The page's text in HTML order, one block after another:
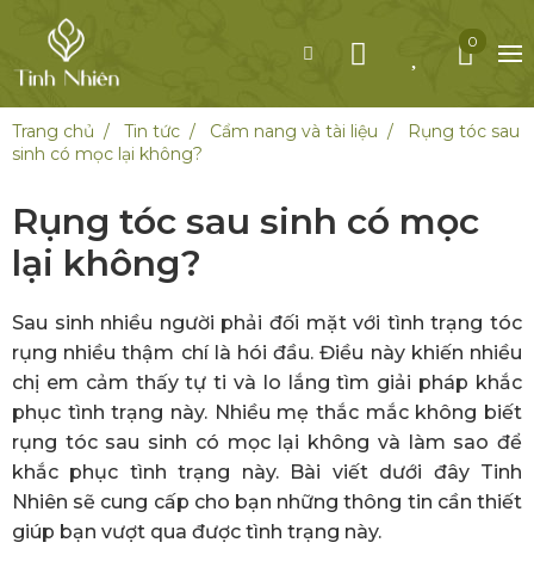
0
Trang chủ Tin tức Cẩm nang và tài liệu
Rụng tóc sau
sinh có mọc lại không?
Rụng tóc sau sinh có mọc
lại không?
Sau sinh nhiều người phải đối mặt với tình trạng tóc
rụng nhiều thậm chí là hói đầu. Điều này khiến nhiều
chị em cảm thấy tự ti và lo lắng tìm giải pháp khắc
phục tình trạng này. Nhiều mẹ thắc mắc không biết
rụng tóc sau sinh có mọc lại không và làm sao để
khắc phục tình trạng này. Bài viết dưới đây Tinh
Nhiên sẽ cung cấp cho bạn những thông tin cần thiết
giúp bạn vượt qua được tình trạng này.